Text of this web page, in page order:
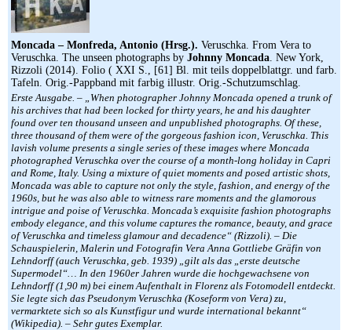
Moncada – Monfreda, Antonio (Hrsg.). Veruschka. From Vera to
Veruschka. The unseen photographs by Johnny Moncada. New York,
Rizzoli (2014). Folio ( XXI S., [61] Bl. mit teils doppelblattgr. und farb.
Tafeln. Orig.-Pappband mit farbig illustr. Orig.-Schutzumschlag.
Erste Ausgabe. – „When photographer Johnny Moncada opened a trunk of
his archives that had been locked for thirty years, he and his daughter
found over ten thousand unseen and unpublished photographs. Of these,
three thousand of them were of the gorgeous fashion icon, Veruschka. This
lavish volume presents a single series of these images where Moncada
photographed Veruschka over the course of a month-long holiday in Capri
and Rome, Italy. Using a mixture of quiet moments and posed artistic shots,
Moncada was able to capture not only the style, fashion, and energy of the
1960s, but he was also able to witness rare moments and the glamorous
intrigue and poise of Veruschka. Moncada’s exquisite fashion photographs
embody elegance, and this volume captures the romance, beauty, and grace
of Veruschka and timeless glamour and decadence“ (Rizzoli). – Die
Schauspielerin, Malerin und Fotografin Vera Anna Gottliebe Gräfin von
Lehndorff (auch Veruschka, geb. 1939) „gilt als das „erste deutsche
Supermodel“… In den 1960er Jahren wurde die hochgewachsene von
Lehndorff (1,90 m) bei einem Aufenthalt in Florenz als Fotomodell entdeckt.
Sie legte sich das Pseudonym Veruschka (Koseform von Vera) zu,
vermarktete sich so als Kunstfigur und wurde international bekannt“
(Wikipedia). – Sehr gutes Exemplar.